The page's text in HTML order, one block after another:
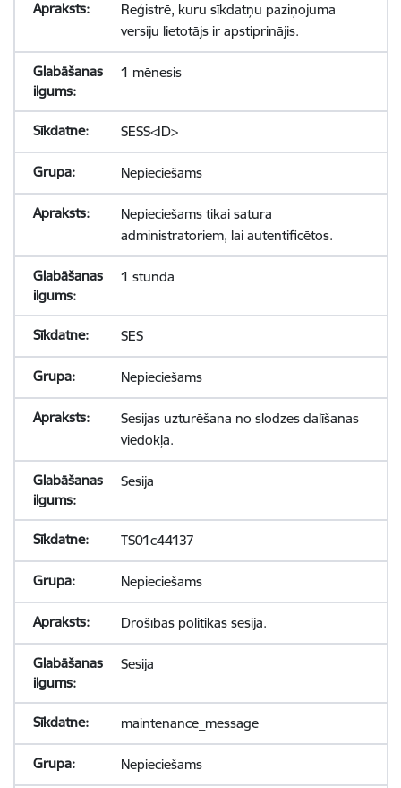
Reģistrē, kuru sīkdatņu paziņojuma
versiju lietotājs ir apstiprinājis.
1 mēnesis
SESS<ID>
Nepieciešams
Nepieciešams tikai satura
administratoriem, lai autentificētos.
1 stunda
SES
Nepieciešams
Sesijas uzturēšana no slodzes dalīšanas
viedokļa.
Sesija
TS01c44137
Nepieciešams
Drošības politikas sesija.
Sesija
maintenance_message
Nepieciešams